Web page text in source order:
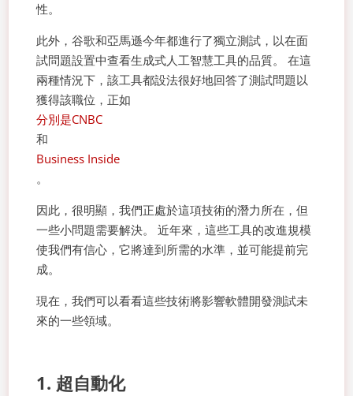
性。
此外，谷歌和亞馬遜今年都進行了獨立測試，以在面
試問題設置中查看生成式人工智慧工具的品質。 在這
兩種情況下，該工具都設法很好地回答了測試問題以
獲得該職位，正如
分別是CNBC
和
Business Inside
。
因此，很明顯，我們正處於這項技術的潛力所在，但
一些小問題需要解決。 近年來，這些工具的改進規模
使我們有信心，它將達到所需的水準，並可能提前完
成。
現在，我們可以看看這些技術將影響軟體開發測試未
來的一些領域。
1. 超自動化